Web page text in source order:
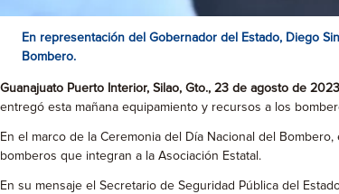
En representación del Gobernador del Estado, Diego
Bombero.
Guanajuato Puerto Interior, Silao, Gto., 23 de agosto de
entregó esta mañana equipamiento y recursos a los
En el marco de la Ceremonia del Día Nacional del
bomberos que integran a la Asociación Estatal.
En su mensaje el Secretario de Seguridad Pública del